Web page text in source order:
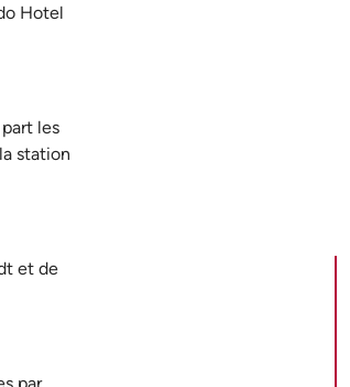
Hotel
les
station
et de